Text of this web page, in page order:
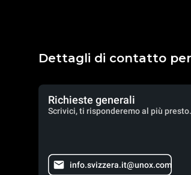
Dettagli di contatto per
Richieste generali
Scrivici, ti risponderemo al più presto.
info.svizzera.it@unox.com